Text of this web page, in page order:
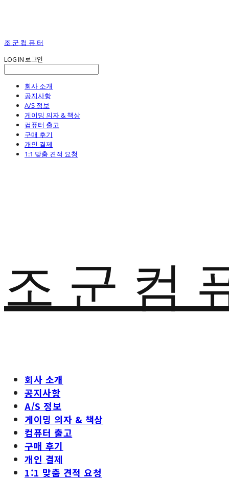
조 군 컴 퓨 터
LOG IN로그인
회사 소개
공지사항
A/S 정보
게이밍 의자 & 책상
컴퓨터 출고
구매 후기
개인 결제
1:1 맞춤 견적 요청
조 군 컴
회사 소개
공지사항
A/S 정보
게이밍 의자 & 책상
컴퓨터 출고
구매 후기
개인 결제
1:1 맞춤 견적 요청